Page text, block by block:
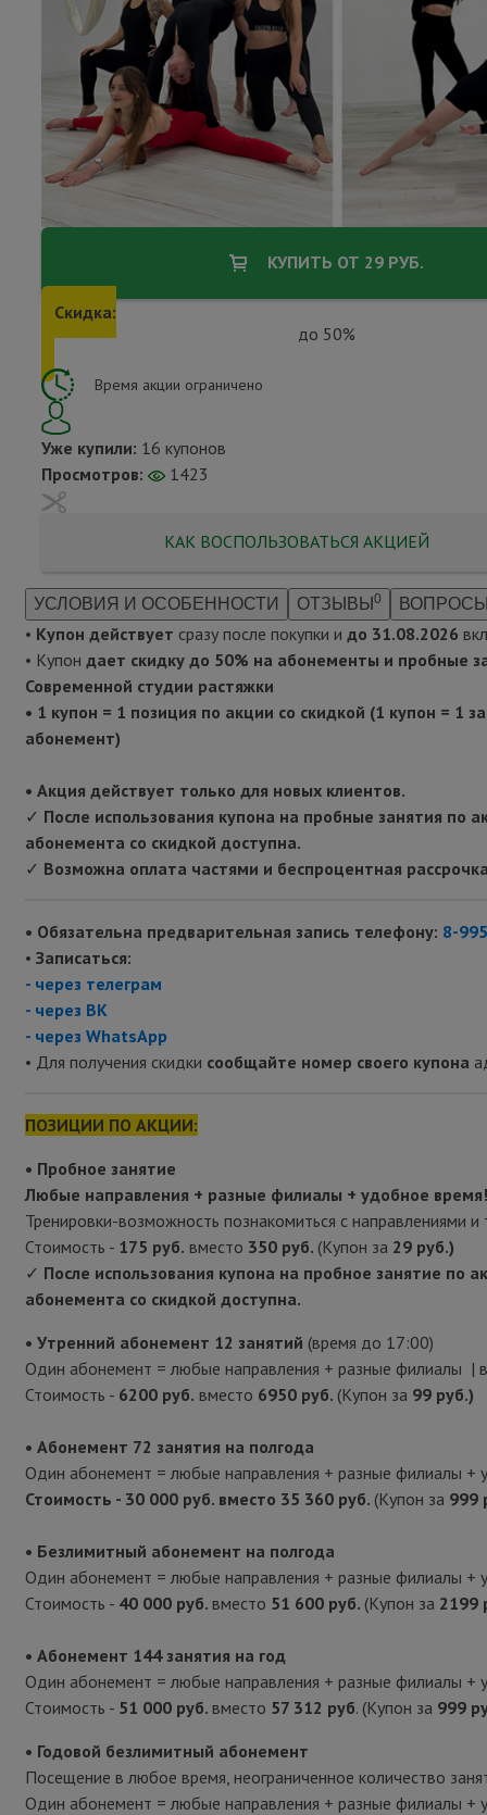
КУПИТЬ ОТ 29 РУБ.
Скидка:
до 50%
Время акции ограничено
Уже купили: 16 купонов
Просмотров:
1423
КАК ВОСПОЛЬЗОВАТЬСЯ АКЦИЕЙ
УСЛОВИЯ И ОСОБЕННОСТИ ОТЗЫВЫ 0
• Купон действует сразу после покупки и до 31.08.2026
• Купон дает скидку до 50% на абонементы и пробные
Современной студии растяжки
• 1 купон = 1 позиция по акции со скидкой (1 купон = 1
абонемент)
• Акция действует только для новых клиентов.
✓ После использования купона на пробные занятия по
абонемента со скидкой доступна.
✓ Возможна оплата частями и беспроцентная
• Обязательна предварительная запись телефону: 8-
• Записаться:
- через телеграм
- через ВК
- через WhatsApp
• Для получения скидки сообщайте номер своего купона
ПОЗИЦИИ ПО АКЦИИ:
• Пробное занятие
Любые направления + разные филиалы + удобное время!
Тренировки-возможность познакомиться с направлениями и
Стоимость - 175 руб. вместо 350 руб. (Купон за 29 руб.)
✓ После использования купона на пробное занятие по
абонемента со скидкой доступна.
• Утренний абонемент 12 занятий (время до 17:00)
Один абонемент = любые направления + разные филиалы |
Стоимость - 6200 руб. вместо 6950 руб. (Купон за 99 руб.)
• Абонемент 72 занятия на полгода
Один абонемент = любые направления + разные филиалы +
Стоимость - 30 000 руб. вместо 35 360 руб. (Купон за 999
• Безлимитный абонемент на полгода
Один абонемент = любые направления + разные филиалы +
Стоимость - 40 000 руб. вместо 51 600 руб. (Купон за 2199
• Абонемент 144 занятия на год
Один абонемент = любые направления + разные филиалы +
Стоимость - 51 000 руб. вместо 57 312 руб. (Купон за 999
• Годовой безлимитный абонемент
Посещение в любое время, неограниченное количество
Один абонемент = любые направления + разные филиалы +